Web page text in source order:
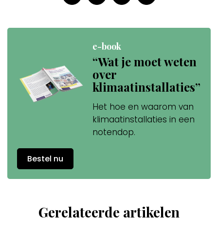
e-book
“Wat je moet weten
over
klimaatinstallaties”
Het hoe en waarom van
klimaatinstallaties in een
notendop.
Bestel nu
Gerelateerde artikelen